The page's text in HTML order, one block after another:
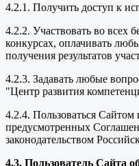
4.2.1. Получить доступ к
4.2.2. Участвовать во всех
конкурсах, оплачивать
получения результатов
4.2.3. Задавать любые
"Центр развития
4.2.4. Пользоваться
предусмотренных
законодательством
4.3. Пользователь Сайта